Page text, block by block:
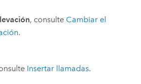
, consulte Cambiar el
.
Insertar llamadas.